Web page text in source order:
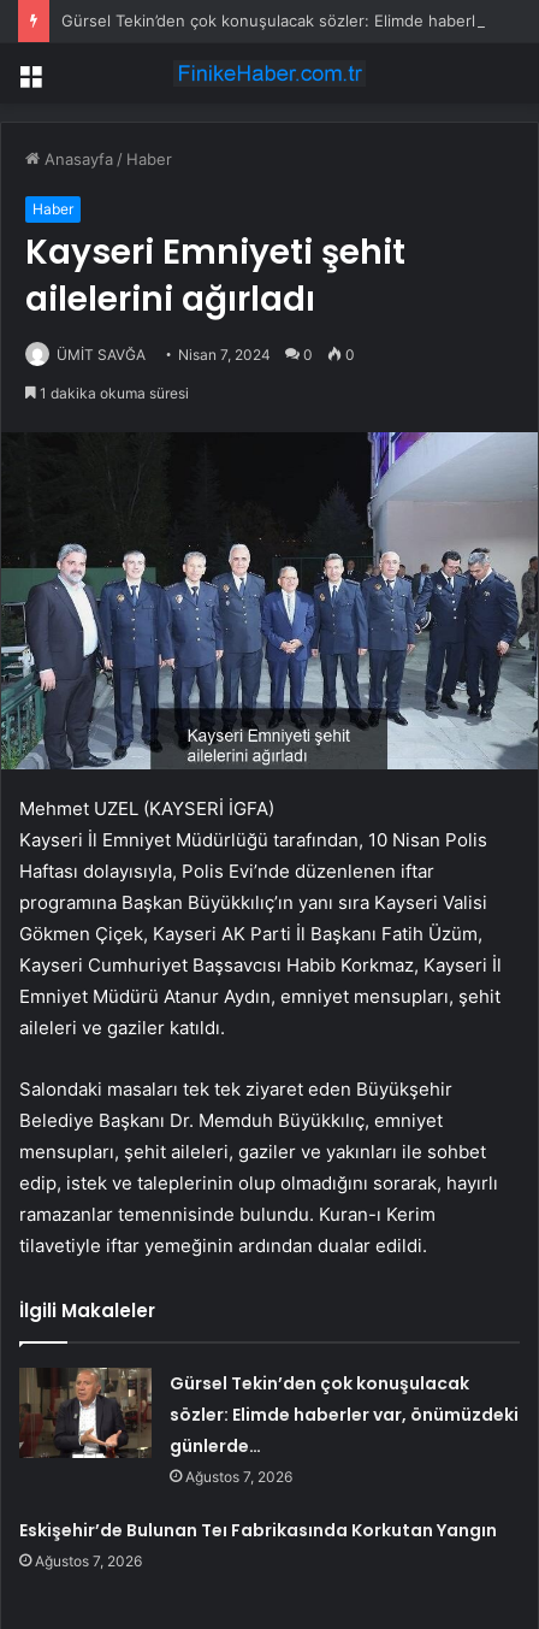
Menü
Anasayfa / Haber
Haber
Kayseri Emniyeti şehit
ailelerini ağırladı
ÜMİT SAVĞA Nisan 7, 2024 0 0
1 dakika okuma süresi
Mehmet UZEL (KAYSERİ İGFA)
Kayseri İl Emniyet Müdürlüğü tarafından, 10 Nisan Polis
Haftası dolayısıyla, Polis Evi’nde düzenlenen iftar
programına Başkan Büyükkılıç’ın yanı sıra Kayseri Valisi
Gökmen Çiçek, Kayseri AK Parti İl Başkanı Fatih Üzüm,
Kayseri Cumhuriyet Başsavcısı Habib Korkmaz, Kayseri İl
Emniyet Müdürü Atanur Aydın, emniyet mensupları, şehit
aileleri ve gaziler katıldı.
Salondaki masaları tek tek ziyaret eden Büyükşehir
Belediye Başkanı Dr. Memduh Büyükkılıç, emniyet
mensupları, şehit aileleri, gaziler ve yakınları ile sohbet
edip, istek ve taleplerinin olup olmadığını sorarak, hayırlı
ramazanlar temennisinde bulundu. Kuran-ı Kerim
tilavetiyle iftar yemeğinin ardından dualar edildi.
İlgili Makaleler
Gürsel Tekin’den çok konuşulacak
sözler: Elimde haberler var, önümüzdeki
günlerde…
Ağustos 7, 2026
Eskişehir’de Bulunan Teı Fabrikasında Korkutan Yangın
Ağustos 7, 2026